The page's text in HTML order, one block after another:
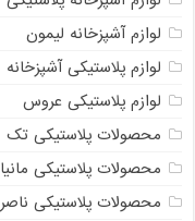
لوازم آشپزخانه لیمون
لوازم پلاستیکی آشپزخانه
لوازم پلاستیکی عروس
محصولات پلاستیکی تک
محصولات پلاستیکی مانیا
محصولات پلاستیکی ناصر